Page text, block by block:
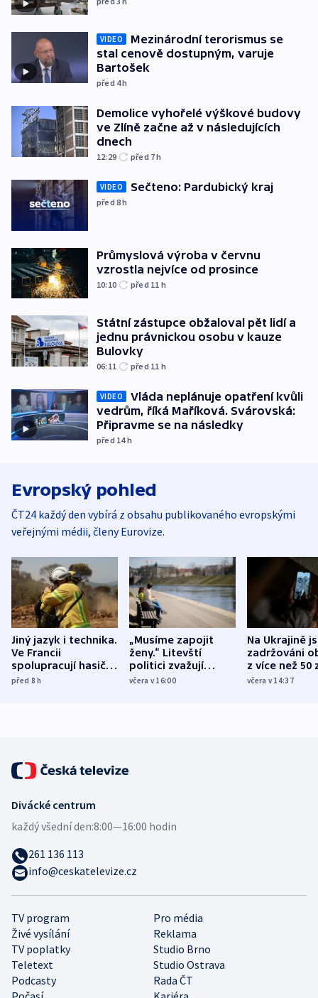
VIDEO
Mezinárodní terorismus se
stal cenově dostupným, varuje
Bartošek
před 4h
Demolice vyhořelé výškové budovy
ve Zlíně začne až v následujících
dnech
12:29 před 7h
VIDEO Sečteno: Pardubický kraj
před 8h
Průmyslová výroba v červnu
vzrostla nejvíce od prosince
10:10 před 11 h
Státní zástupce obžaloval pět lidí a
jednu právnickou osobu v kauze
Bulovky
06:11 před 11 h
VIDEO
Vláda neplánuje opatření kvůli
vedrům, říká Maříková. Svárovská:
Připravme se na následky
před 14h
Evropský pohled
ČT24 každý den vybírá z obsahu publikovaného evropskými
veřejnými médii, členy Eurovize.
Jiný jazyk i technika.
Ve Francii
spolupracují hasiči z
různých zemí
před 8h
„Musíme zapojit
ženy.“ Litevští
politici zvažují
dohodu o
včera v 16:00
Na Ukrajině
zadržováni
z více než 50
Bojovali na
včera v 14:37
TV program
Pro média
Živé vysílání
Reklama
TV poplatky
Studio Brno
Teletext
Studio Ostrava
Podcasty
Rada ČT
Divácké centrum
každý všední den:8:00—16:00 hodin
261 136 113
info@ceskatelevize.cz